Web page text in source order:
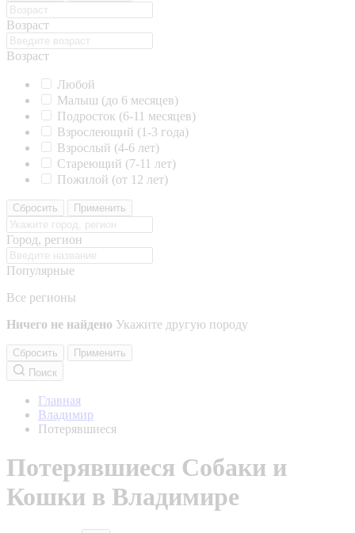
Возраст
Возраст
Любой
Малыш (до 6 месяцев)
Подросток (6-11 месяцев)
Взрослеющий (1-3 года)
Взрослый (4-6 лет)
Стареющий (7-11 лет)
Пожилой (от 12 лет)
Сбросить Применить
Город, регион
Популярные
Все регионы
Ничего не найдено Укажите другую породу
Сбросить
Применить
Поиск
Главная
Владимир
Потерявшиеся
Потерявшиеся Собаки и
Кошки в Владимире